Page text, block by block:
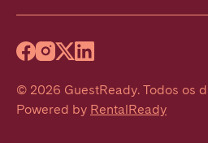
© 2026 GuestReady. Todos os
Powered by RentalReady